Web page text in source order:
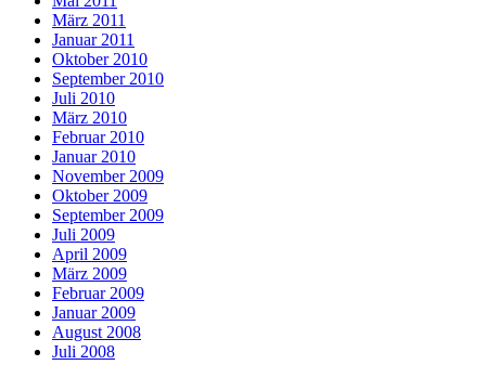
März 2011
Januar 2011
Oktober 2010
September 2010
Juli 2010
März 2010
Februar 2010
Januar 2010
November 2009
Oktober 2009
September 2009
Juli 2009
April 2009
März 2009
Februar 2009
Januar 2009
August 2008
Juli 2008